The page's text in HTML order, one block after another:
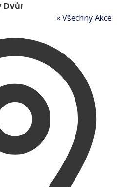
Dvůr
« Všechny Akce